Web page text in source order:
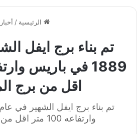
الرئيسية / أخبار
تم بناء برج ايفل
اقل من برج
وارتفاعه 100 متر اقل من برج المملكة